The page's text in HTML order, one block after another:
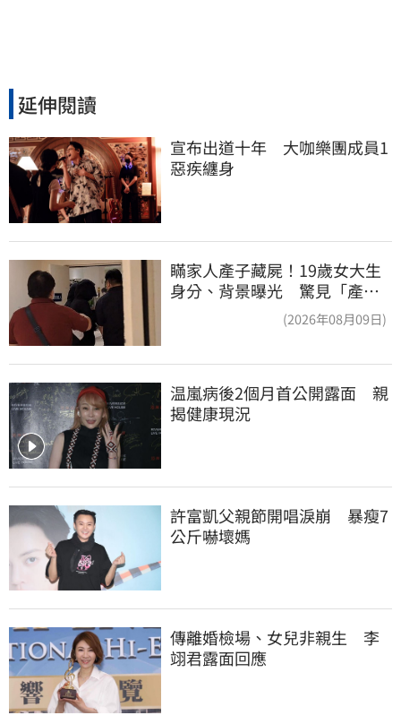
延伸閱讀
宣布出道十年　大咖樂團成員1
惡疾纏身
瞞家人產子藏屍！19歲女大生
身分、背景曝光 驚見「產檢
(2026年08月09日)
温嵐病後2個月首公開露面　親
揭健康現況
許富凱父親節開唱淚崩　暴瘦7
公斤嚇壞媽
傳離婚檢場、女兒非親生　李
翊君露面回應